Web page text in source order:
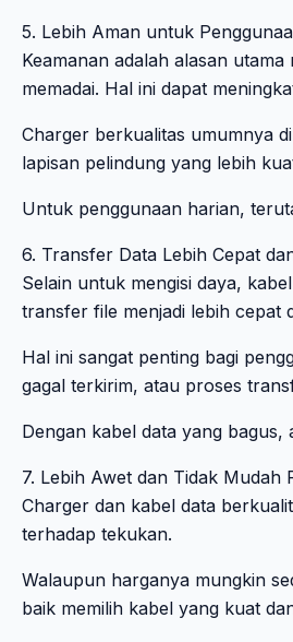
5. Lebih Aman untuk
Keamanan adalah alasan
memadai. Hal ini dapat
Charger berkualitas umumnya
lapisan pelindung yang lebih
Untuk penggunaan harian,
6. Transfer Data Lebih Cepat
Selain untuk mengisi daya,
transfer file menjadi lebih cepat
Hal ini sangat penting bagi
gagal terkirim, atau proses
Dengan kabel data yang bagus,
7. Lebih Awet dan Tidak Mudah
Charger dan kabel data
terhadap tekukan.
Walaupun harganya mungkin
baik memilih kabel yang kuat